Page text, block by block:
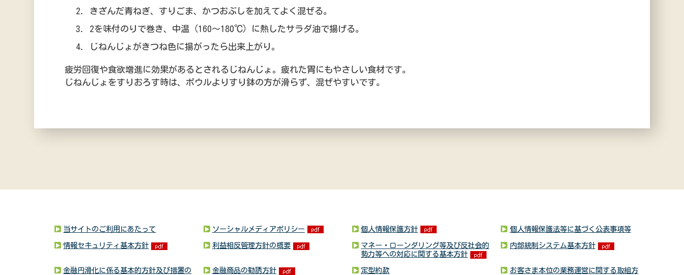
きざんだ青ねぎ、すりごま、かつおぶしを加えてよく混ぜる。
2を味付のりで巻き、中温（160～180℃）に熱したサラダ油で揚げる。
じねんじょがきつね色に揚がったら出来上がり。
疲労回復や食欲増進に効果があるとされるじねんじょ。疲れた胃にもやさしい食材です。
じねんじょをすりおろす時は、ボウルよりすり鉢の方が滑らず、混ぜやすいです。
当サイトのご利用にあたって ソーシャルメディアポリシー 個人情報保護方針 個人情報保護法等に基づく公表事項等
情報セキュリティ基本方針 利益相反管理方針の概要
マネー・ローンダリング等及び反社会的
勢力等への対応に関する基本方針
内部統制システム基本方針
金融円滑化に係る基本的方針及び措置の
金融商品の勧誘方針 定型約款
お客さま本位の業務運営に関する取組方